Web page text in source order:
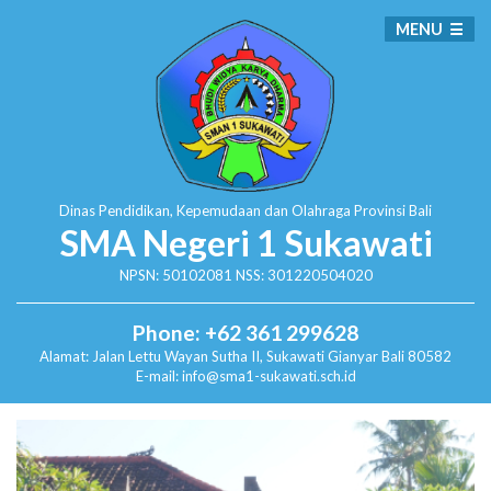
Dinas Pendidikan, Kepemudaan dan Olahraga Provinsi Bali
SMA Negeri 1 Sukawati
NPSN: 50102081 NSS: 301220504020
Phone: +62 361 299628
Alamat: Jalan Lettu Wayan Sutha II, SukawatiGianyar Bali 80582
E-mail: info@sma1-sukawati.sch.id
MENU